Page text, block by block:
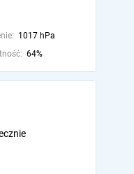
1017 hPa
64%